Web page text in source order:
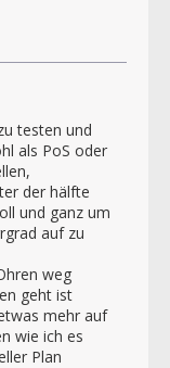
testen und
als PoS oder
der hälfte
und ganz um
auf zu
weg
geht ist
mehr auf
wie ich es
Plan